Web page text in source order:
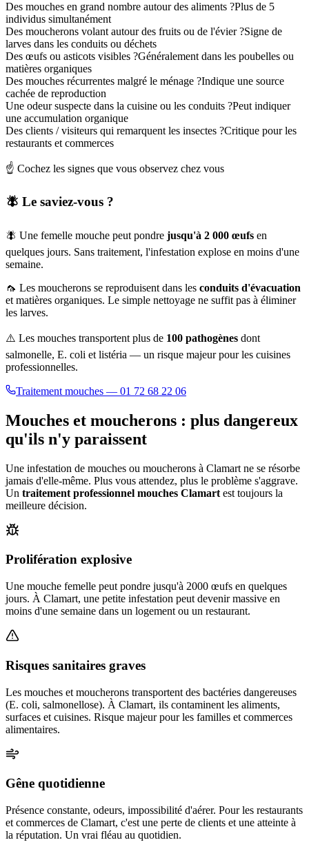
Des mouches en grand nombre autour des aliments ?Plus de 5
individus simultanément
Des moucherons volant autour des fruits ou de l'évier ?Signe de
larves dans les conduits ou déchets
Des œufs ou asticots visibles ?Généralement dans les poubelles ou
matières organiques
Des mouches récurrentes malgré le ménage ?Indique une source
cachée de reproduction
Une odeur suspecte dans la cuisine ou les conduits ?Peut indiquer
une accumulation organique
Des clients / visiteurs qui remarquent les insectes ?Critique pour les
restaurants et commerces
☝️ Cochez les signes que vous observez chez vous
🪰 Le saviez-vous ?
🪰 Une femelle mouche peut pondre jusqu'à 2 000 œufs en
quelques jours. Sans traitement, l'infestation explose en moins d'une
semaine.
🦟 Les moucherons se reproduisent dans les conduits d'évacuation
et matières organiques. Le simple nettoyage ne suffit pas à éliminer
les larves.
⚠️ Les mouches transportent plus de 100 pathogènes dont
salmonelle, E. coli et listéria — un risque majeur pour les cuisines
professionnelles.
Traitement mouches — 01 72 68 22 06
Mouches et moucherons : plus dangereux
qu'ils n'y paraissent
Une infestation de mouches ou moucherons à Clamart ne se résorbe
jamais d'elle-même. Plus vous attendez, plus le problème s'aggrave.
Un traitement professionnel mouches Clamart est toujours la
meilleure décision.
Prolifération explosive
Une mouche femelle peut pondre jusqu'à 2000 œufs en quelques
jours. À Clamart, une petite infestation peut devenir massive en
moins d'une semaine dans un logement ou un restaurant.
Risques sanitaires graves
Les mouches et moucherons transportent des bactéries dangereuses
(E. coli, salmonellose). À Clamart, ils contaminent les aliments,
surfaces et cuisines. Risque majeur pour les familles et commerces
alimentaires.
Gêne quotidienne
Présence constante, odeurs, impossibilité d'aérer. Pour les restaurants
et commerces de Clamart, c'est une perte de clients et une atteinte à
la réputation. Un vrai fléau au quotidien.